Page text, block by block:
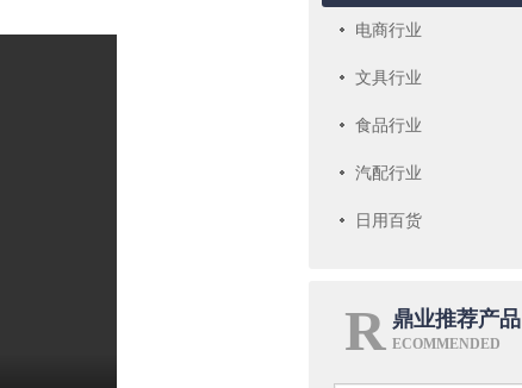
电商行业
文具行业
食品行业
汽配行业
日用百货
R 鼎业推荐产品
ECOMMENDED